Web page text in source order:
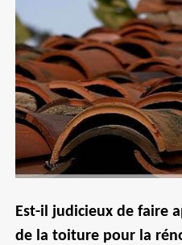
Est-il judicieux de faire
de la toiture pour la